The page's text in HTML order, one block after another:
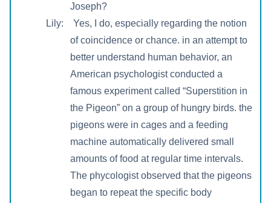
Joseph?
Lily: Yes, I do, especially regarding the notion
of coincidence or chance. in an attempt to
better understand human behavior, an
American psychologist conducted a
famous experiment called “Superstition in
the Pigeon” on a group of hungry birds. the
pigeons were in cages and a feeding
machine automatically delivered small
amounts of food at regular time intervals.
The phycologist observed that the pigeons
began to repeat the specific body